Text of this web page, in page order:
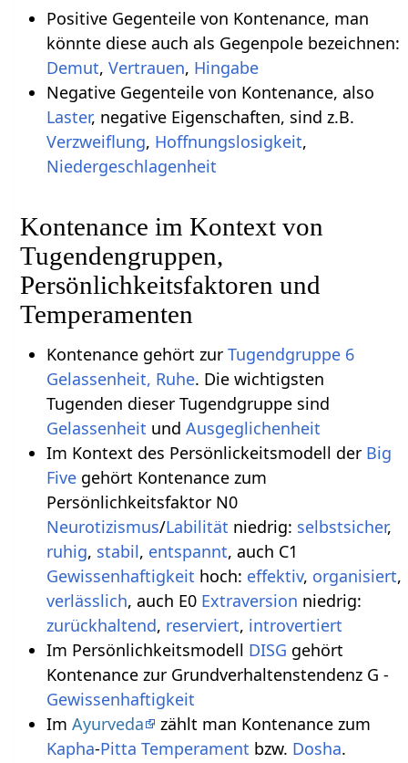
Positive Gegenteile von Kontenance, man
könnte diese auch als Gegenpole bezeichnen:
Demut, Vertrauen, Hingabe
Negative Gegenteile von Kontenance, also
Laster, negative Eigenschaften, sind z.B.
Verzweiflung, Hoffnungslosigkeit,
Niedergeschlagenheit
Kontenance im Kontext von
Tugendengruppen,
Persönlichkeitsfaktoren und
Temperamenten
Kontenance gehört zur Tugendgruppe 6
Gelassenheit, Ruhe. Die wichtigsten
Tugenden dieser Tugendgruppe sind
Gelassenheit und Ausgeglichenheit
Im Kontext des Persönlickeitsmodell der Big
Fivegehört Kontenance zum
Persönlichkeitsfaktor N0
Neurotizismus/Labilität niedrig: selbstsicher,
ruhig, stabil, entspannt, auch C1
Gewissenhaftigkeit hoch: effektiv, organisiert,
verlässlich, auch E0 Extraversion niedrig:
zurückhaltend, reserviert, introvertiert
Im Persönlichkeitsmodell DISG gehört
Kontenance zur Grundverhaltenstendenz G -
Gewissenhaftigkeit
Im Ayurveda
zählt man Kontenance zum
Kapha-Pitta Temperament bzw. Dosha.